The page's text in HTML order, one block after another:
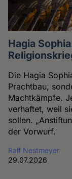
Hagia
Die Hagia
Prachtbau,
Machtkämpfe.
verhaftet, weil
sollen.
der Vorwurf.
Ralf Nestmeyer
29.07.2026